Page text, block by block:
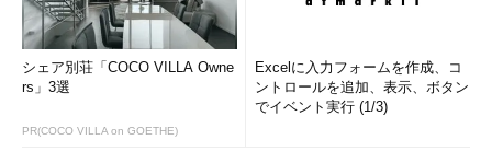
シェア別荘「COCO VILLA Owne
rs」3選
PR(COCO VILLA on GOETHE)
Excelに入力フォームを作成、コ
ントロールを追加、表示、ボタン
でイベント実行 (1/3)